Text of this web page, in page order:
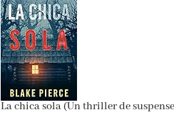
La chica sola (Un thriller de